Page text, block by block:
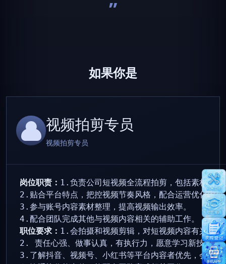
”
如果你是
视频拍剪专员
视频拍剪专员
岗位职责： 1.负责公司短视频全流程拍剪，包括素材整
2.贴合平台特点，把控视频节奏风格，配合运营优化内
3.参与账号内容素材整理，提高视频输出效率。
4.配合团队完成其他与视频内容相关的辅助工作。
职位要求： 1.会拍摄和视频剪辑，对短视频内容有兴趣
2. 责任心强、做事认真，有执行力，愿意学习新技能。
3.了解抖音、视频号、小红书等平台内容者优先，会剪